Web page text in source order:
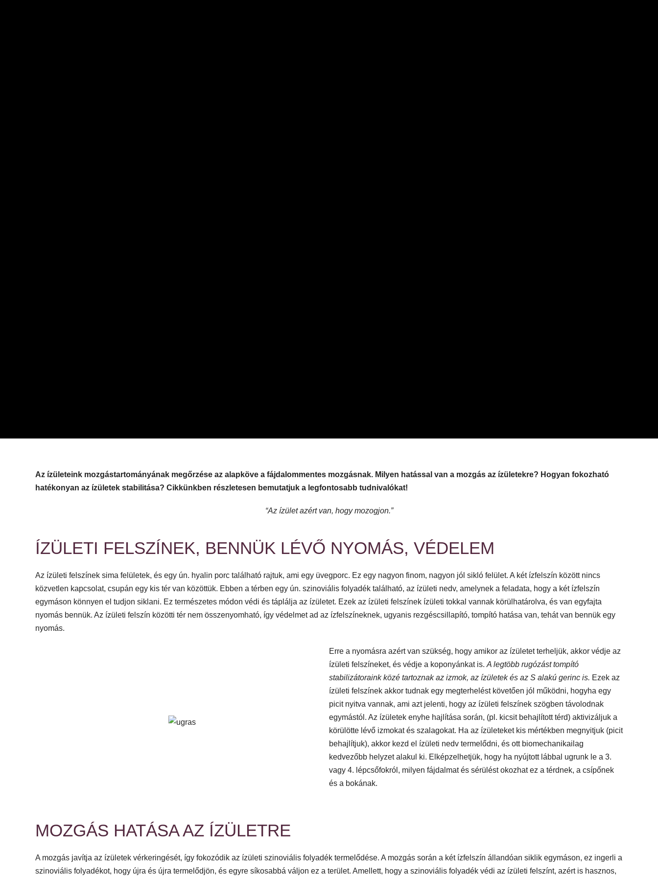
Az ízületeink mozgástartományának megőrzése az alapköve a fájdalommentes mozgásnak. Milyen hatással van a mozgás az ízületekre? Hogyan fokozható
hatékonyan az ízületek stabilitása? Cikkünkben részletesen bemutatjuk a legfontosabb tudnivalókat!
“Az ízület azért van, hogy mozogjon.”
ÍZÜLETI FELSZÍNEK, BENNÜK LÉVŐ NYOMÁS, VÉDELEM
Az ízületi felszínek sima felületek, és egy ún. hyalin porc található rajtuk, ami egy üvegporc. Ez egy nagyon finom, nagyon jól sikló felület. A két ízfelszín között nincs
közvetlen kapcsolat, csupán egy kis tér van közöttük. Ebben a térben egy ún. szinoviális folyadék található, az ízületi nedv, amelynek a feladata, hogy a két ízfelszín
egymáson könnyen el tudjon siklani. Ez természetes módon védi és táplálja az ízületet. Ezek az ízületi felszínek ízületi tokkal vannak körülhatárolva, és van egyfajta
nyomás bennük. Az ízületi felszín közötti tér nem összenyomható, így védelmet ad az ízfelszíneknek, ugyanis rezgéscsillapító, tompító hatása van, tehát van bennük egy
nyomás.
Erre a nyomásra azért van szükség, hogy amikor az ízületet terheljük, akkor védje az
ízületi felszíneket, és védje a koponyánkat is. A legtöbb rugózást tompító
stabilizátoraink közé tartoznak az izmok, az ízületek és az S alakú gerinc is. Ezek az
ízületi felszínek akkor tudnak egy megterhelést követően jól működni, hogyha egy
picit nyitva vannak, ami azt jelenti, hogy az ízületi felszínek szögben távolodnak
egymástól. Az ízületek enyhe hajlítása során, (pl. kicsit behajlított térd) aktivizáljuk a
körülötte lévő izmokat és szalagokat. Ha az ízületeket kis mértékben megnyitjuk (picit
behajlítjuk), akkor kezd el ízületi nedv termelődni, és ott biomechanikailag
kedvezőbb helyzet alakul ki. Elképzelhetjük, hogy ha nyújtott lábbal ugrunk le a 3.
vagy 4. lépcsőfokról, milyen fájdalmat és sérülést okozhat ez a térdnek, a csípőnek
és a bokának.
MOZGÁS HATÁSA AZ ÍZÜLETRE
A mozgás javítja az ízületek vérkeringését, így fokozódik az ízületi szinoviális folyadék termelődése. A mozgás során a két ízfelszín állandóan siklik egymáson, ez ingerli a
szinoviális folyadékot, hogy újra és újra termelődjön, és egyre síkosabbá váljon ez a terület. Amellett, hogy a szinoviális folyadék védi az ízületi felszínt, azért is hasznos,